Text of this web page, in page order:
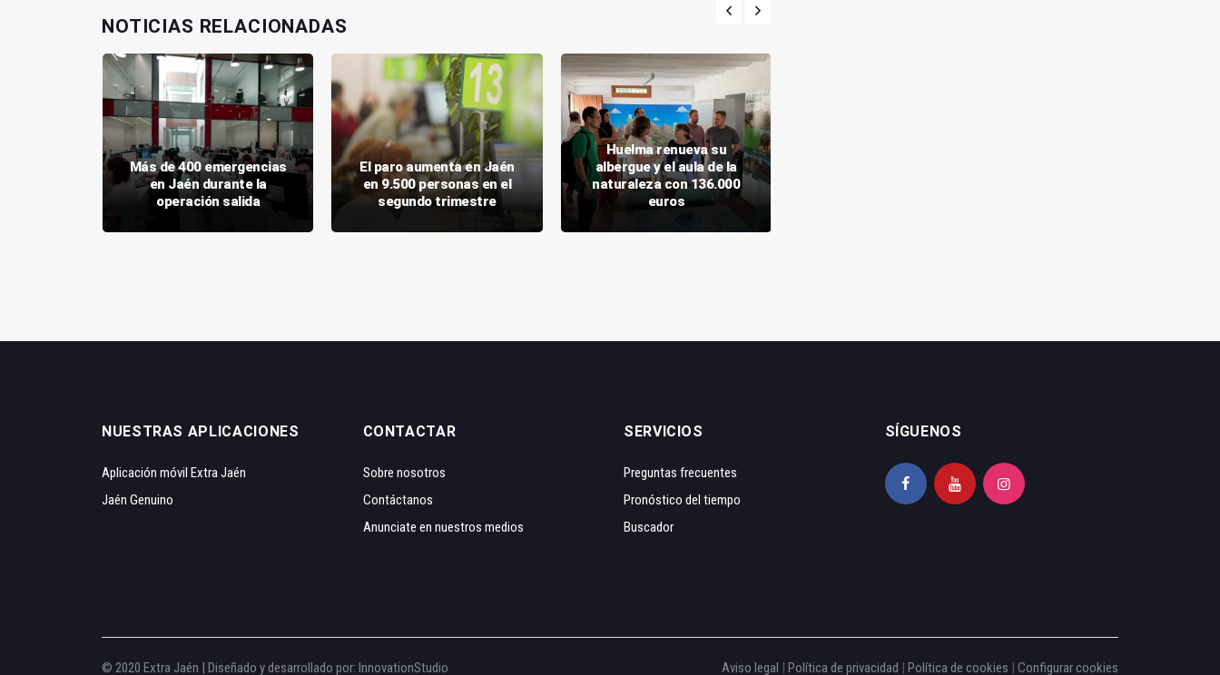
NOTICIAS RELACIONADAS
Más de 400 emergencias
en Jaén durante la
operación salida
El paro aumenta en Jaén
en 9.500 personas en el
segundo trimestre
Huelma renueva su
albergue y el aula de la
naturaleza con 136.000
euros
NUESTRAS APLICACIONES
Aplicación móvil Extra Jaén
Jaén Genuino
CONTACTAR
Sobre nosotros
Contáctanos
Anunciate en nuestros medios
SERVICIOS
Preguntas frecuentes
Pronóstico del tiempo
Buscador
SÍGUENOS
© 2020 Extra Jaén | Diseñado y desarrollado por: InnovationStudio Aviso legal | Política de privacidad | Política de cookies | Configurar cookies